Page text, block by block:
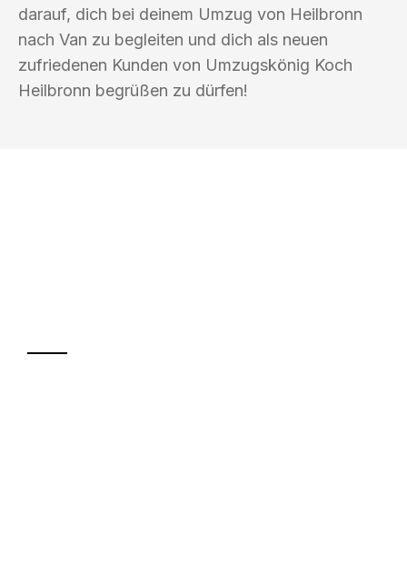
darauf, dich bei deinem Umzug von Heilbronn
nach Van zu begleiten und dich als neuen
zufriedenen Kunden von Umzugskönig Koch
Heilbronn begrüßen zu dürfen!